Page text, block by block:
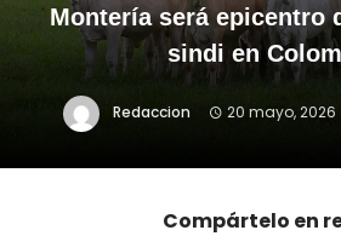
Montería será epicentro
sindi en
Redaccion 20 mayo, 2026
Compártelo en